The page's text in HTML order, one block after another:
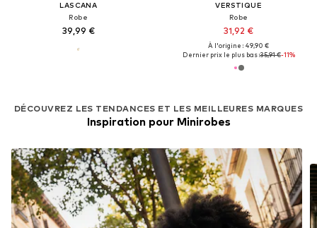
LASCANA
Robe
39,99 €
VERSTIQUE
Robe
31,92 €
À l'origine : 49,90 €
Dernier prix le plus bas :35,91 €-11%
DÉCOUVREZ LES TENDANCES ET LES MEILLEURES MARQUES
Inspiration pour Minirobes